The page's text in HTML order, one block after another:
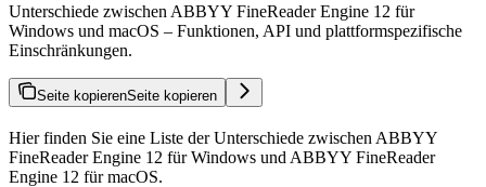
Unterschiede zwischen ABBYY FineReader Engine 12 für
Windows und macOS – Funktionen, API und plattformspezifische
Einschränkungen.
Seite kopierenSeite kopieren
Hier finden Sie eine Liste der Unterschiede zwischen ABBYY
FineReader Engine 12 für Windows und ABBYY FineReader
Engine 12 für macOS.